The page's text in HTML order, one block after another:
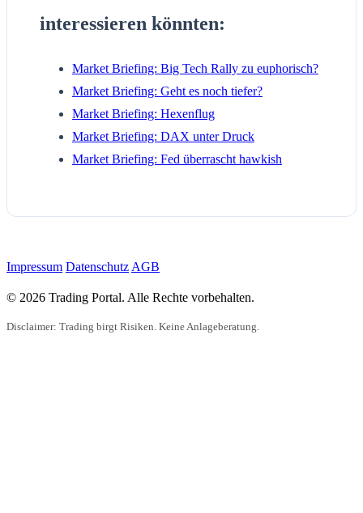
interessieren könnten:
Market Briefing: Big Tech Rally zu euphorisch?
Market Briefing: Geht es noch tiefer?
Market Briefing: Hexenflug
Market Briefing: DAX unter Druck
Market Briefing: Fed überrascht hawkish
Impressum Datenschutz AGB
© 2026 Trading Portal. Alle Rechte vorbehalten.
Disclaimer: Trading birgt Risiken. Keine Anlageberatung.